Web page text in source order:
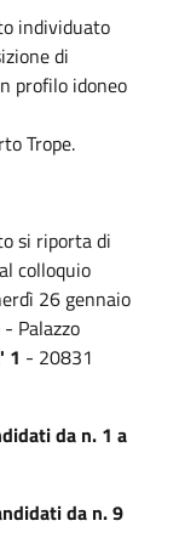
individuato
di
profilo idoneo
Trope.
si riporta di
colloquio
26 gennaio
- Palazzo
1 - 20831
da n. 1 a
da n. 9